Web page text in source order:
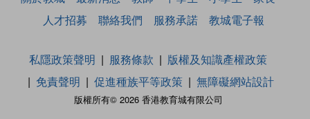
人才招募
聯絡我們 服務承諾 教城電子報
版權所有© 2026 香港教育城有限公司
私隱政策聲明 服務條款
版權及知識產權政策
免責聲明
促進種族平等政策 無障礙網站設計